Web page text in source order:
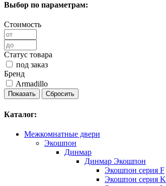
Выбор по параметрам:
Стоимость
Статус товара
под заказ
Бренд
Armadillo
Каталог:
Межкомнатные двери
Экошпон
Динмар
Динмар Экошпон
Экошпон серия F
Экошпон серия K